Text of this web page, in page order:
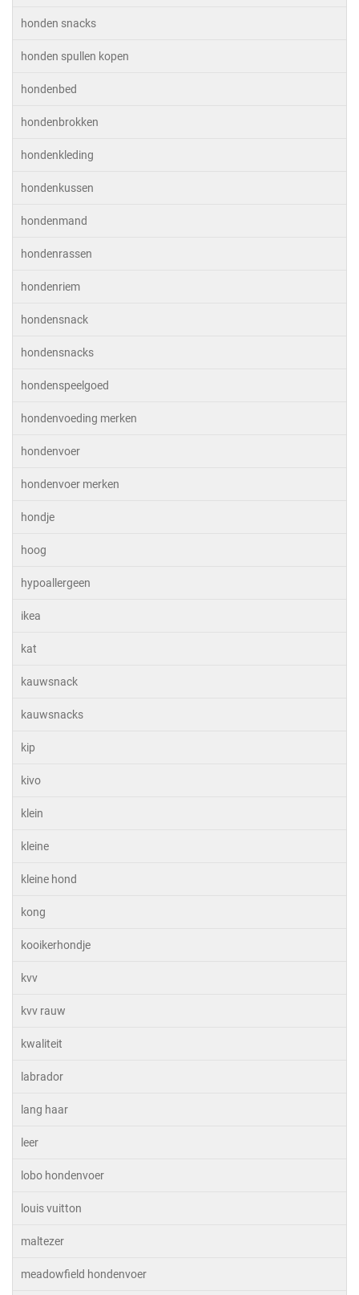
honden snacks
honden spullen kopen
hondenbed
hondenbrokken
hondenkleding
hondenkussen
hondenmand
hondenrassen
hondenriem
hondensnack
hondensnacks
hondenspeelgoed
hondenvoeding merken
hondenvoer
hondenvoer merken
hondje
hoog
hypoallergeen
ikea
kat
kauwsnack
kauwsnacks
kip
kivo
klein
kleine
kleine hond
kong
kooikerhondje
kvv
kvv rauw
kwaliteit
labrador
lang haar
leer
lobo hondenvoer
louis vuitton
maltezer
meadowfield hondenvoer